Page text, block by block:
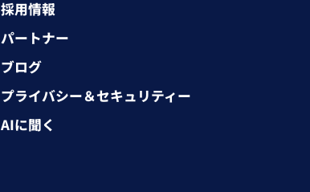
採用情報
パートナー
ブログ
プライバシー＆セキュリティー
AIに聞く